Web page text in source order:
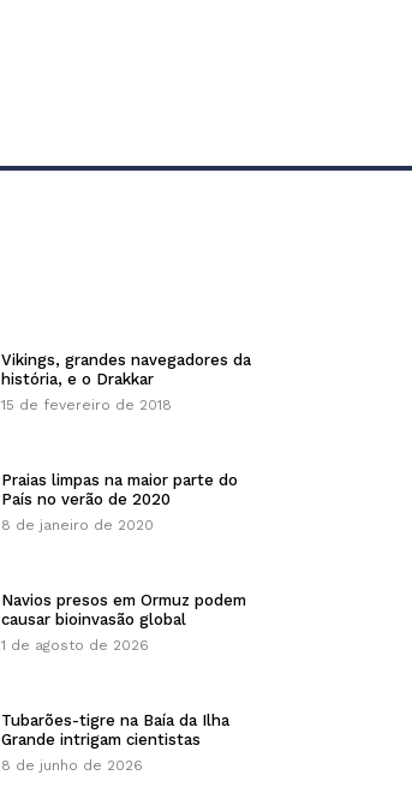
Vikings, grandes navegadores da
história, e o Drakkar
15 de fevereiro de 2018
Praias limpas na maior parte do
País no verão de 2020
8 de janeiro de 2020
Navios presos em Ormuz podem
causar bioinvasão global
1 de agosto de 2026
Tubarões-tigre na Baía da Ilha
Grande intrigam cientistas
8 de junho de 2026